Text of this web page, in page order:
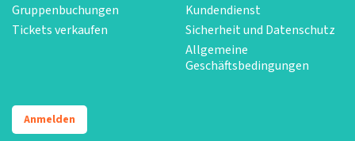
Gruppenbuchungen
Tickets verkaufen
Kundendienst
Sicherheit und Datenschutz
Allgemeine
Geschäftsbedingungen
Anmelden